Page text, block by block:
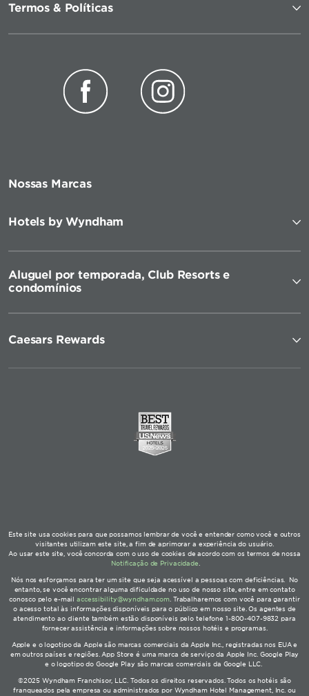
Termos & Políticas
Nossas Marcas
Hotels by Wyndham
Aluguel por temporada, Club Resorts e
condomínios
Caesars Rewards
Este site usa cookies para que possamos lembrar de você e entender como você e outros
visitantes utilizam este site, a fim de aprimorar a experiência do usuário.
Ao usar este site, você concorda com o uso de cookies de acordo com os termos de nossa
Notificação de Privacidade
Nós nos esforçamos para ter um site que seja acessível a pessoas com deficiências. No
entanto, se você encontrar alguma dificuldade no uso de nosso site, entre em contato
conosco pelo e-mailaccessibility@wyndham.com . Trabalharemos com você para garantir
o acesso total às informações disponíveis para o público em nosso site. Os agentes de
atendimento ao cliente também estão disponíveis pelo telefone 1-800-407-9832 para
fornecer assistência e informações sobre nossos hotéis e programas.
Apple e o logotipo da Apple são marcas comerciais da Apple Inc., registradas nos EUA e
em outros países e regiões. App Store é uma marca de serviço da Apple Inc. Google Play
e o logotipo do Google Play são marcas comerciais da Google LLC.
©2025 Wyndham Franchisor, LLC. Todos os direitos reservados. Todos os hotéis são
franqueados pela empresa ou administrados por Wyndham Hotel Management, Inc. ou